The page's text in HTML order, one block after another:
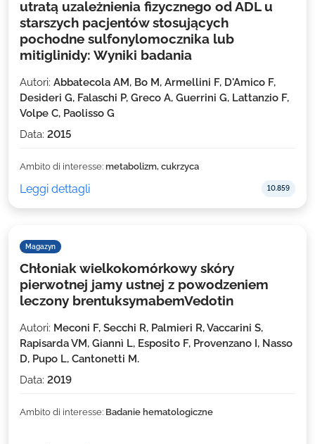
10.859
utratą uzależnienia fizycznego od ADL u
starszych pacjentów stosujących
pochodne sulfonylomocznika lub
mitiglinidy: Wyniki badania
Autori: Abbatecola AM, Bo M, Armellini F, D'Amico F,
Desideri G, Falaschi P, Greco A, Guerrini G, Lattanzio F,
Volpe C, Paolisso G
Data: 2015
Ambito di interesse: metabolizm, cukrzyca
Leggi dettagli
Magazyn
Chłoniak wielkokomórkowy skóry
pierwotnej jamy ustnej z powodzeniem
leczony brentuksymabemVedotin
Autori: Meconi F, Secchi R, Palmieri R, Vaccarini S,
Rapisarda VM, Giannì L, Esposito F, Provenzano I, Nasso
D, Pupo L, Cantonetti M.
Data: 2019
Ambito di interesse: Badanie hematologiczne